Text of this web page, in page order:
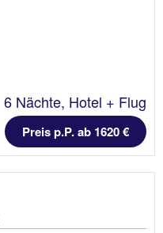
6 Nächte, Hotel + Flug
Preis p.P. ab 1620 €